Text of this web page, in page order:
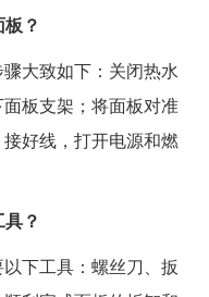
？
大致如下：关闭热水
板支架；将面板对准
好线，打开电源和燃
？
下工具：螺丝刀、扳